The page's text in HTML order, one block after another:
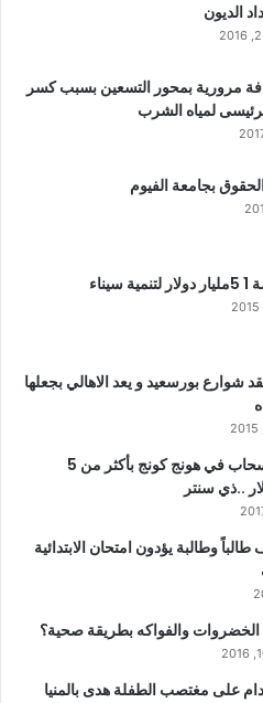
الديون
مرورية بمحور التسعين بسبب كسر
لمياه الشرب
بجامعة الفيوم
شوارع بورسعيد و يعد الاهالي بجعلها
بيع ناطحة سحاب في هونج كونج بأكثر من 5
..ذي سنتر
ألف طالباً وطالبة يؤدون امتحان الابتدائية
والفواكه بطريقة صحية؟
على مغتصب الطفلة هدى بالمنيا